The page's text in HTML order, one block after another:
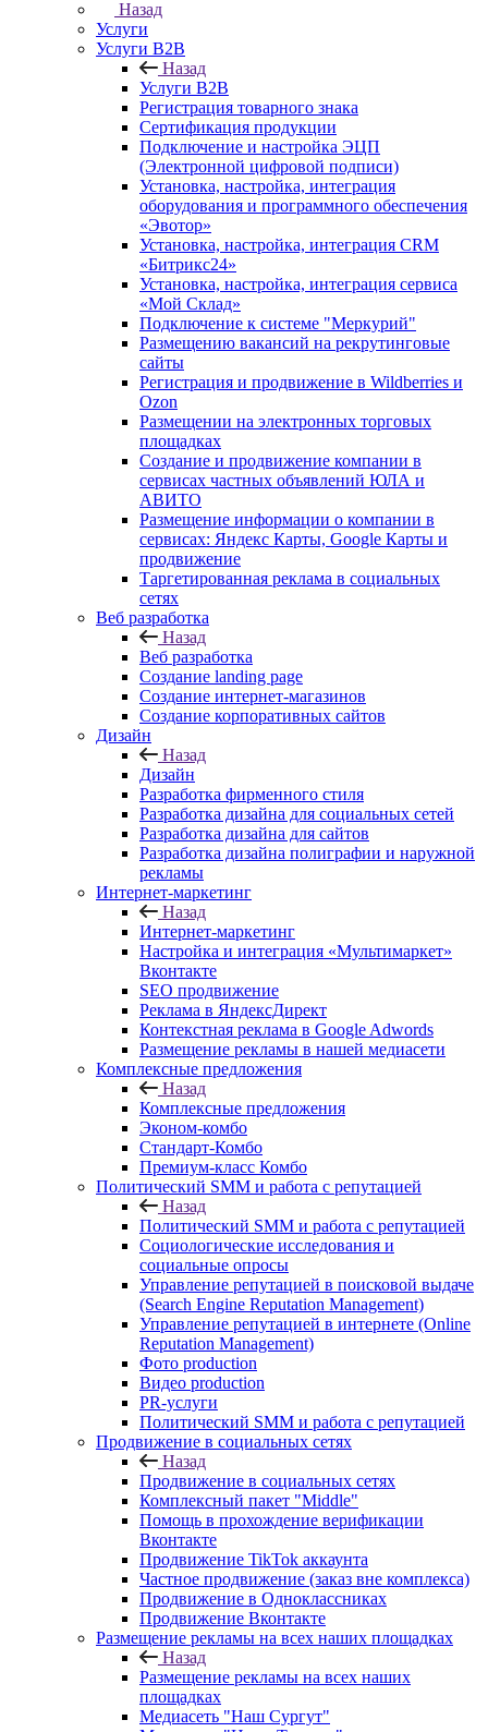
Назад
Услуги
Услуги B2B
Назад
Услуги B2B
Регистрация товарного знака
Сертификация продукции
Подключение и настройка ЭЦП
(Электронной цифровой подписи)
Установка, настройка, интеграция
оборудования и программного обеспечения
«Эвотор»
Установка, настройка, интеграция CRM
«Битрикс24»
Установка, настройка, интеграция сервиса
«Мой Склад»
Подключение к системе "Меркурий"
Размещению вакансий на рекрутинговые
сайты
Регистрация и продвижение в Wildberries и
Ozon
Размещении на электронных торговых
площадках
Создание и продвижение компании в
сервисах частных объявлений ЮЛА и
АВИТО
Размещение информации о компании в
сервисах: Яндекс Карты, Google Карты и
продвижение
Таргетированная реклама в социальных
сетях
Веб разработка
Назад
Веб разработка
Создание landing page
Создание интернет-магазинов
Создание корпоративных сайтов
Дизайн
Назад
Дизайн
Разработка фирменного стиля
Разработка дизайна для социальных сетей
Разработка дизайна для сайтов
Разработка дизайна полиграфии и наружной
рекламы
Интернет-маркетинг
Назад
Интернет-маркетинг
Настройка и интеграция «Мультимаркет»
Вконтакте
SEO продвижение
Реклама в ЯндексДирект
Контекстная реклама в Google Adwords
Размещение рекламы в нашей медиасети
Комплексные предложения
Назад
Комплексные предложения
Эконом-комбо
Стандарт-Комбо
Премиум-класс Комбо
Политический SMM и работа с репутацией
Назад
Политический SMM и работа с репутацией
Социологические исследования и
социальные опросы
Управление репутацией в поисковой выдаче
(Search Engine Reputation Management)
Управление репутацией в интернете (Online
Reputation Management)
Фото production
Видео production
PR-услуги
Политический SMM и работа с репутацией
Продвижение в социальных сетях
Назад
Продвижение в социальных сетях
Комплексный пакет "Middle"
Помощь в прохождение верификации
Вконтакте
Продвижение TikTok аккаунта
Частное продвижение (заказ вне комплекса)
Продвижение в Одноклассниках
Продвижение Вконтакте
Размещение рекламы на всех наших площадках
Назад
Размещение рекламы на всех наших
площадках
Медиасеть "Наш Сургут"